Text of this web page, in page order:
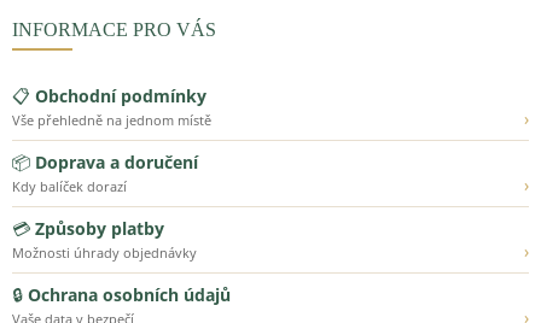
INFORMACE PRO VÁS
📋 Obchodní podmínky
Vše přehledně na jednom místě
›
📦 Doprava a doručení
Kdy balíček dorazí
›
💳 Způsoby platby
Možnosti úhrady objednávky
›
🔒 Ochrana osobních údajů
Vaše data v bezpečí
›